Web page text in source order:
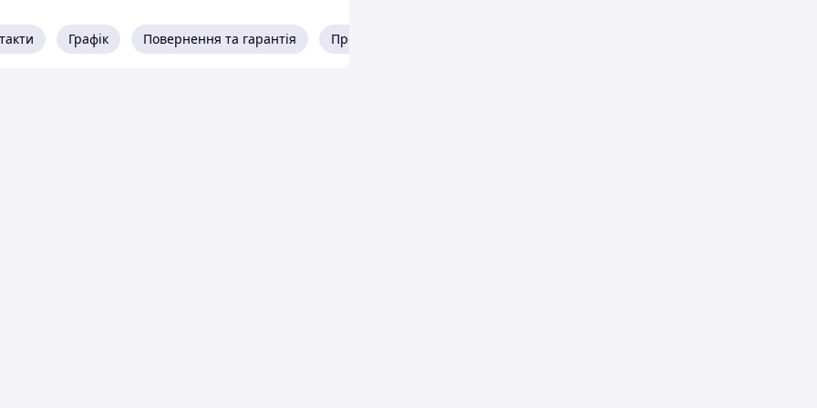
Графік Повернення та гарантія Про продавця